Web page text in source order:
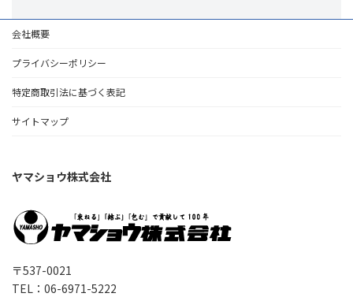
会社概要
プライバシーポリシー
特定商取引法に基づく表記
サイトマップ
ヤマショウ株式会社
〒537-0021
TEL：06-6971-5222